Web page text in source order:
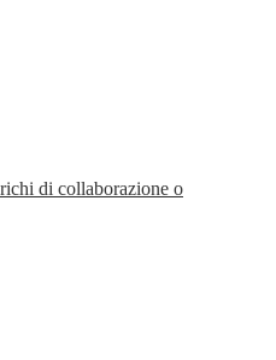
di collaborazione o